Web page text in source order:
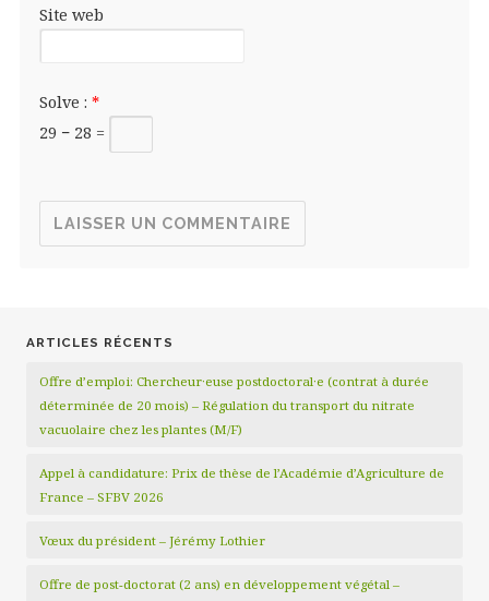
Site web
Solve : *
29 − 28 =
ARTICLES RÉCENTS
Offre d’emploi: Chercheur·euse postdoctoral·e (contrat à durée
déterminée de 20 mois) – Régulation du transport du nitrate
vacuolaire chez les plantes (M/F)
Appel à candidature: Prix de thèse de l’Académie d’Agriculture de
France – SFBV 2026
Vœux du président – Jérémy Lothier
Offre de post-doctorat (2 ans) en développement végétal –